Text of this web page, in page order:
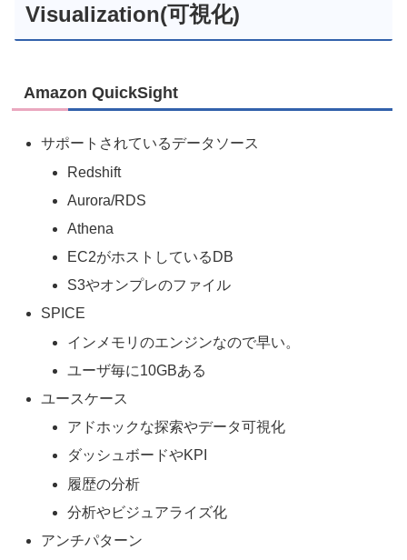
Visualization(可視化)
Amazon QuickSight
サポートされているデータソース
Redshift
Aurora/RDS
Athena
EC2がホストしているDB
S3やオンプレのファイル
SPICE
インメモリのエンジンなので早い。
ユーザ毎に10GBある
ユースケース
アドホックな探索やデータ可視化
ダッシュボードやKPI
履歴の分析
分析やビジュアライズ化
アンチパターン